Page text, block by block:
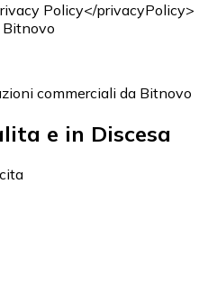
Policy</privacyPolicy>
Bitnovo
commerciali da Bitnovo
e in Discesa